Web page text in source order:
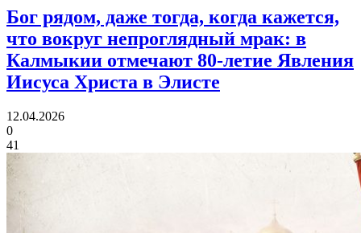
Бог рядом, даже тогда, когда кажется,
что вокруг непроглядный мрак: в
Калмыкии отмечают 80‑летие Явления
Иисуса Христа в Элисте
12.04.2026
0
41